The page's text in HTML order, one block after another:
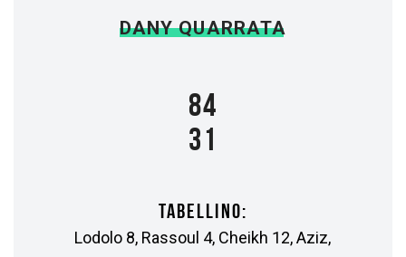
DANY QUARRATA
84
31
TABELLINO:
Lodolo 8, Rassoul 4, Cheikh 12, Aziz,